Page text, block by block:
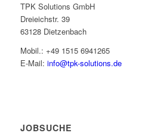
TPK Solutions GmbH
Dreieichstr. 39
63128 Dietzenbach
Mobil.: +49 1515 6941265
E-Mail: info@tpk-solutions.de
JOBSUCHE